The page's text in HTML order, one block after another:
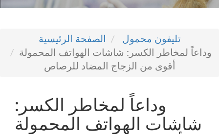
الصفحة الرئيسية
تليفون محمول
وداعاً لمخاطر الكسر: شاشات الهواتف المحمولة
أقوى من الزجاج المضاد للرصاص
وداعاً لمخاطر الكسر:
شاشات الهواتف المحمولة